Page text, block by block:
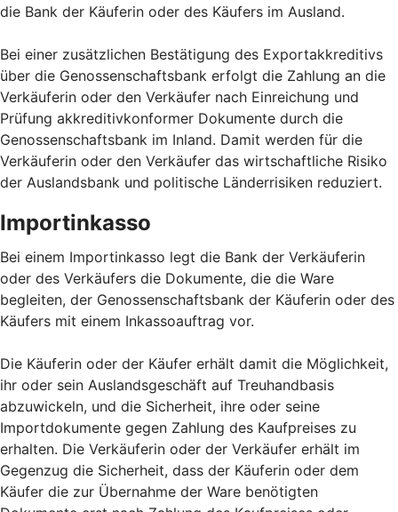
die Bank der Käuferin oder des Käufers im Ausland.
Bei einer zusätzlichen Bestätigung des Exportakkreditivs
über die Genossenschaftsbank erfolgt die Zahlung an die
Verkäuferin oder den Verkäufer nach Einreichung und
Prüfung akkreditivkonformer Dokumente durch die
Genossenschaftsbank im Inland. Damit werden für die
Verkäuferin oder den Verkäufer das wirtschaftliche Risiko
der Auslandsbank und politische Länderrisiken reduziert.
Importinkasso
Bei einem Importinkasso legt die Bank der Verkäuferin
oder des Verkäufers die Dokumente, die die Ware
begleiten, der Genossenschaftsbank der Käuferin oder des
Käufers mit einem Inkassoauftrag vor.
Die Käuferin oder der Käufer erhält damit die Möglichkeit,
ihr oder sein Auslandsgeschäft auf Treuhandbasis
abzuwickeln, und die Sicherheit, ihre oder seine
Importdokumente gegen Zahlung des Kaufpreises zu
erhalten. Die Verkäuferin oder der Verkäufer erhält im
Gegenzug die Sicherheit, dass der Käuferin oder dem
Käufer die zur Übernahme der Ware benötigten